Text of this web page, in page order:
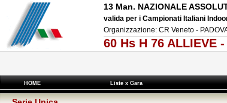
13 Man. NAZIONALE
valida per i Campionati Italiani
Organizzazione: CR Veneto -
60 Hs H 76 ALLIEVE -
HOME Liste x Gara